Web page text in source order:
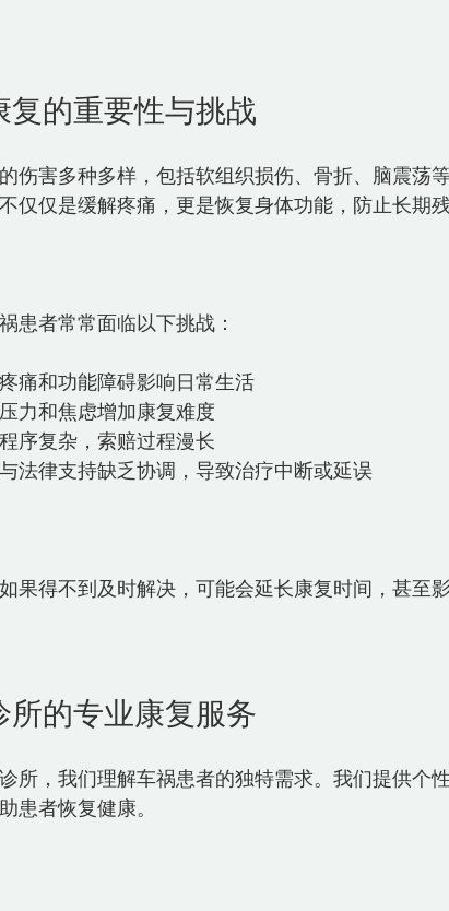
复的重要性与挑战
伤害多种多样，包括软组织损伤、骨折、脑震荡
仅仅是缓解疼痛，更是恢复身体功能，防止长期
患者常常面临以下挑战：
痛和功能障碍影响日常生活
力和焦虑增加康复难度
序复杂，索赔过程漫长
法律支持缺乏协调，导致治疗中断或延误
果得不到及时解决，可能会延长康复时间，甚至
所的专业康复服务
所，我们理解车祸患者的独特需求。我们提供个
患者恢复健康。